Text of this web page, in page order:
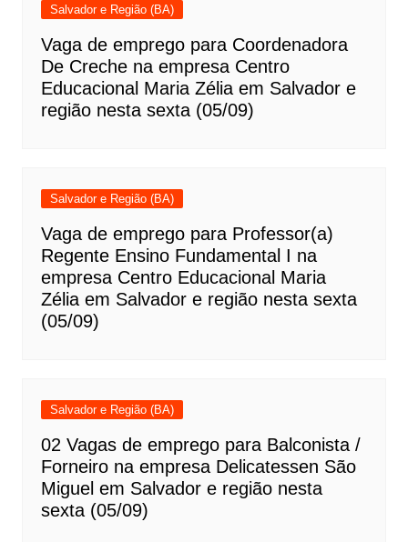
Salvador e Região (BA)
Vaga de emprego para Coordenadora
De Creche na empresa Centro
Educacional Maria Zélia em Salvador e
região nesta sexta (05/09)
Salvador e Região (BA)
Vaga de emprego para Professor(a)
Regente Ensino Fundamental I na
empresa Centro Educacional Maria
Zélia em Salvador e região nesta sexta
(05/09)
Salvador e Região (BA)
02 Vagas de emprego para Balconista /
Forneiro na empresa Delicatessen São
Miguel em Salvador e região nesta
sexta (05/09)